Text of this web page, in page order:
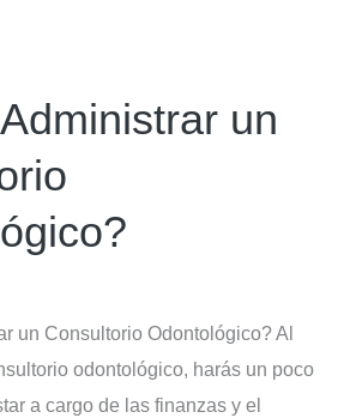
un
un Consultorio Odontológico? Al
odontológico, harás un poco
a cargo de las finanzas y el